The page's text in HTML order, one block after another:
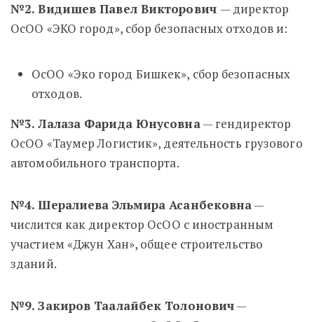
№2. Видишев Павел Викторович — директор
ОсОО «ЭКО город», сбор безопасных отходов и:
ОсОО «Эко город Бишкек», сбор безопасных
отходов.
№3. Лалаза Фарида Юнусовна— гендиректор
ОсОО «Таумер Логистик», деятельность грузового
автомобильного транспорта.
№4. Шералиева Эльмира Асанбековна—
числится как директор ОсОО с иностранным
участием «Джун Хан», общее строительство
зданий.
№9. Закиров Таалайбек Толонович—